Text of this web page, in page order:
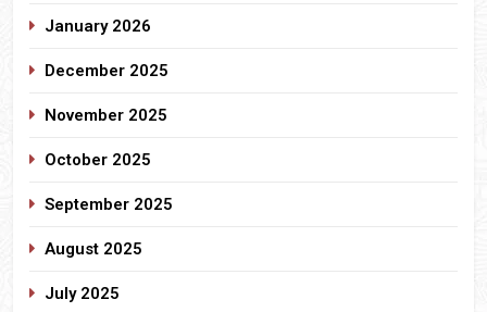
January 2026
December 2025
November 2025
October 2025
September 2025
August 2025
July 2025